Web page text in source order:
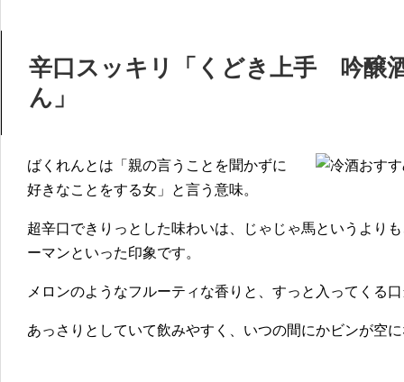
辛口スッキリ「くどき上手 吟
ん」
ばくれんとは「親の言うことを聞かずに
好きなことをする女」と言う意味。
超辛口できりっとした味わいは、じゃじゃ馬というより
ーマンといった印象です。
メロンのようなフルーティな香りと、すっと入ってくる
あっさりとしていて飲みやすく、いつの間にかビンが空